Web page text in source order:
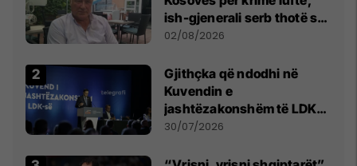
ish-gjenerali serb thotë se
dikush e tradhtoi në
02/08/2026
Gjithçka që ndodhi në
Kuvendin e
jashtëzakonshëm të LDK-
së
30/07/2026